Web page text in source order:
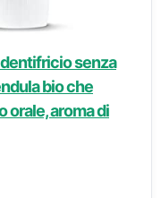
senza
bio che
orale, aroma di